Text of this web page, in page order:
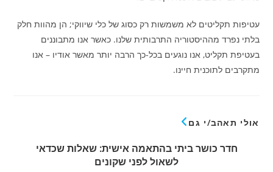
עטיפות תקליטים לא משמשות רק כסוג של כלי שיווקי; הן מהוות חלק
בלתי נפרד מההיסטוריה התרבותית שלנו. כאשר אנו מתבוננים
בעטיפת תקליט, אנו נוגעים בכל-כך הרבה יותר מאשר אודיו – אנו
מתקרבים לתוכנית חיינו.
אולי תאהב/י גם
חדר כושר ביתי בהתאמה אישית: שאלות שכדאי
לשאול לפני שקונים